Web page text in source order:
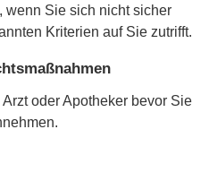
wenn Sie sich nicht sicher
Kriterien auf Sie zutrifft.
oder Apotheker bevor Sie